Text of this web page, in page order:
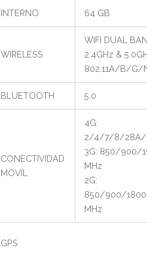
INTERNO 64 GB
WIRELESS
WIFI DUAL
2.4GHz &
802.11A/B/G/
BLUETOOTH 5.0
CONECTIVIDAD
MOVIL
4G:
2/4/7/8/28A/
3G: 850/900/
MHz
2G:
850/900/
MHz
GPS